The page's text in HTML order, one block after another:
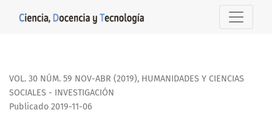
Cien años de normalismo en Argentina (1870-1970).
VOL. 30 NÚM. 59 NOV-ABR (2019), HUMANIDADES Y CIENCIAS
SOCIALES - INVESTIGACIÓN
Publicado 2019-11-06